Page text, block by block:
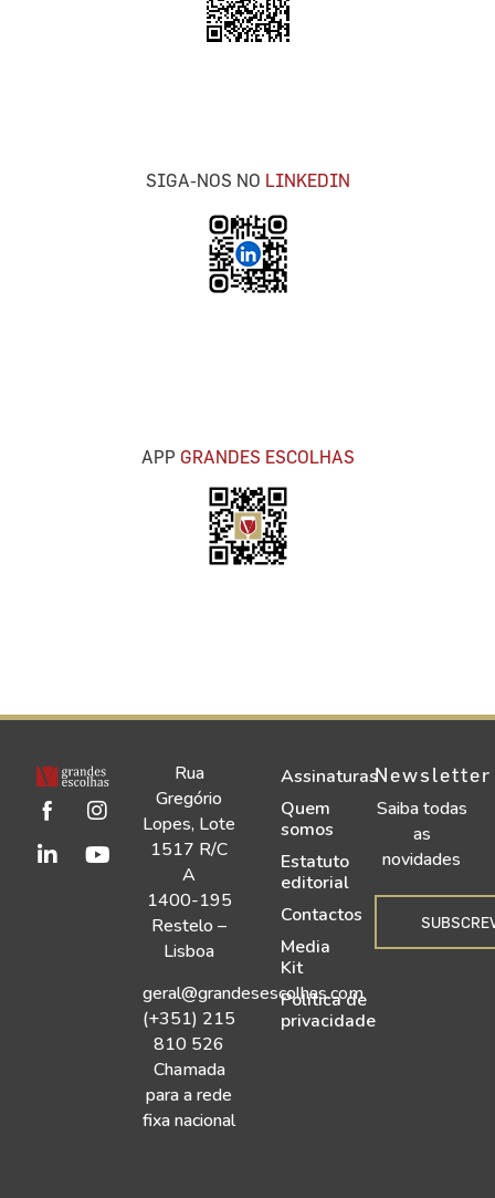
SIGA-NOS NO LINKEDIN
APP GRANDES ESCOLHAS
Rua
Gregório
Lopes, Lote
1517 R/C
A
1400-195
Restelo –
Lisboa
geral@grandesescolhas.com
(+351) 215
810 526
Chamada
para a rede
fixa nacional
Assinaturas
Quem
somos
Estatuto
editorial
Contactos
Media
Kit
Política de
privacidade
Newsletter
Saiba todas
as
novidades